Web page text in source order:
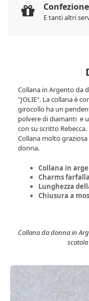
E tanti altri
Collana in Argento da
"JOLIE". La collana è
girocollo ha un
polvere di diamanti e
con su scritto
Collana molto
donna.
Collana in
Charms
Lunghezza
Chiusura a
Collana da donna in